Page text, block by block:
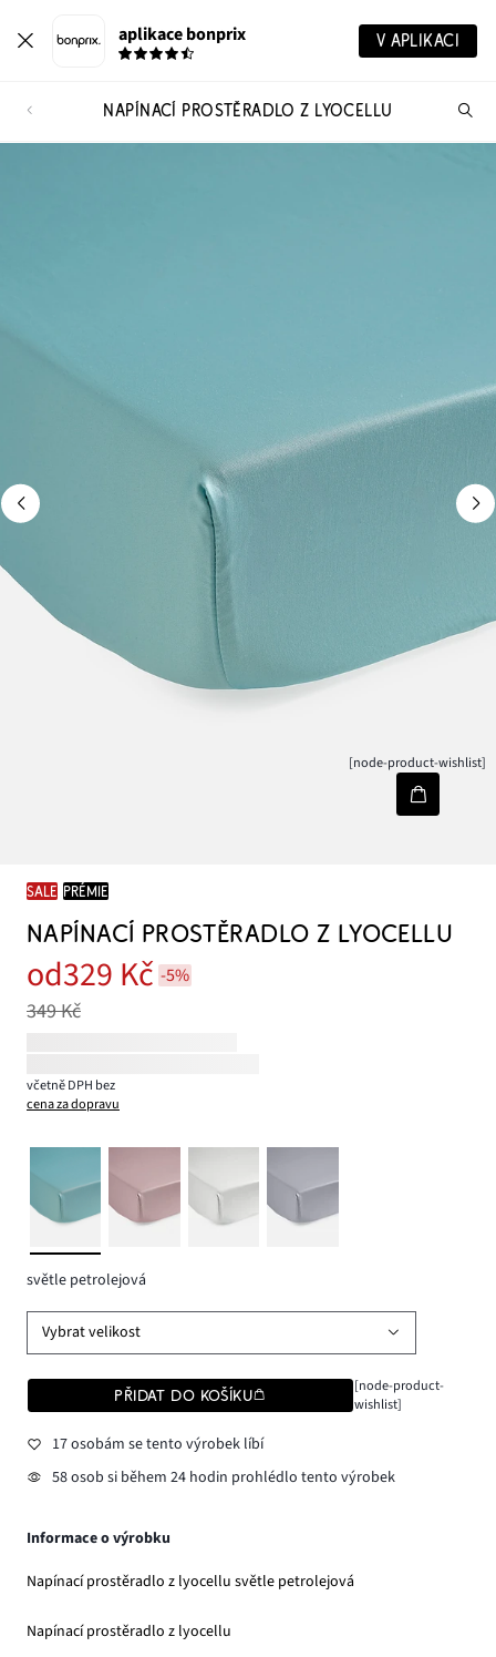
aplikace bonprix V APLIKACI
NAPÍNACÍ PROSTĚRADLO Z LYOCELLU
[node-product-wishlist]
SALE PRÉMIE
NAPÍNACÍ PROSTĚRADLO Z LYOCELLU
od329 Kč -5%
349 Kč
včetně DPH bez
cena za dopravu
světle petrolejová
Vybrat velikost
PŘIDAT DO KOŠÍKU
[node-product-
wishlist]
17 osobám se tento výrobek líbí
58 osob si během 24 hodin prohlédlo tento výrobek
Informace o výrobku
Napínací prostěradlo z lyocellu světle petrolejová
Napínací prostěradlo z lyocellu